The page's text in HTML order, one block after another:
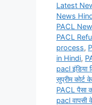
Latest
News
PACL
PACL
process,
in Hindi,
pacl इंडिया
सुप्रीम कोर्ट
PACL पैसा
pacl वापसी